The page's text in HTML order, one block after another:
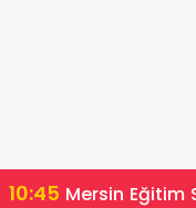
10:45 Mersin Eğitim